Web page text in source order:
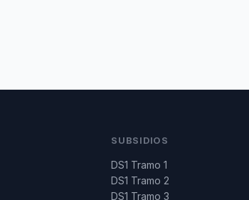
SUBSIDIOS
DS1 Tramo 1
DS1 Tramo 2
DS1 Tramo 3